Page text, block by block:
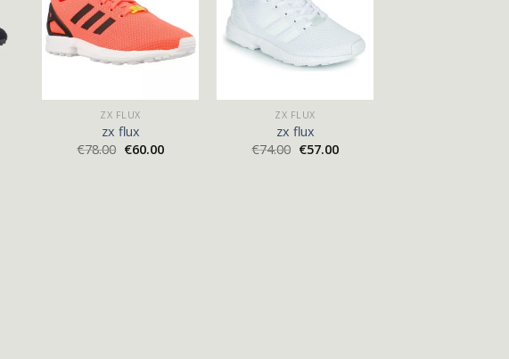
ZX FLUX
zx flux
€78.00 €60.00
ZX FLUX
zx flux
€74.00 €57.00